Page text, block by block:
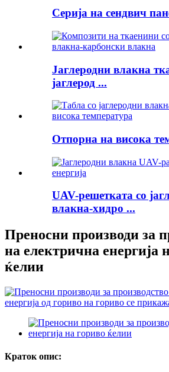
Серија на сендвич
Јаглеродни влакна
јаглерод ...
Отпорна на висока
UAV-решетката со
влакна-хидро ...
Преносни производи за
на електрична енергија
ќелии
Краток опис: